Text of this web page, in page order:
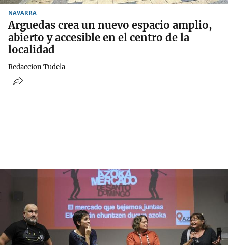
NAVARRA
Arguedas crea un nuevo espacio amplio,
abierto y accesible en el centro de la
localidad
Redaccion Tudela